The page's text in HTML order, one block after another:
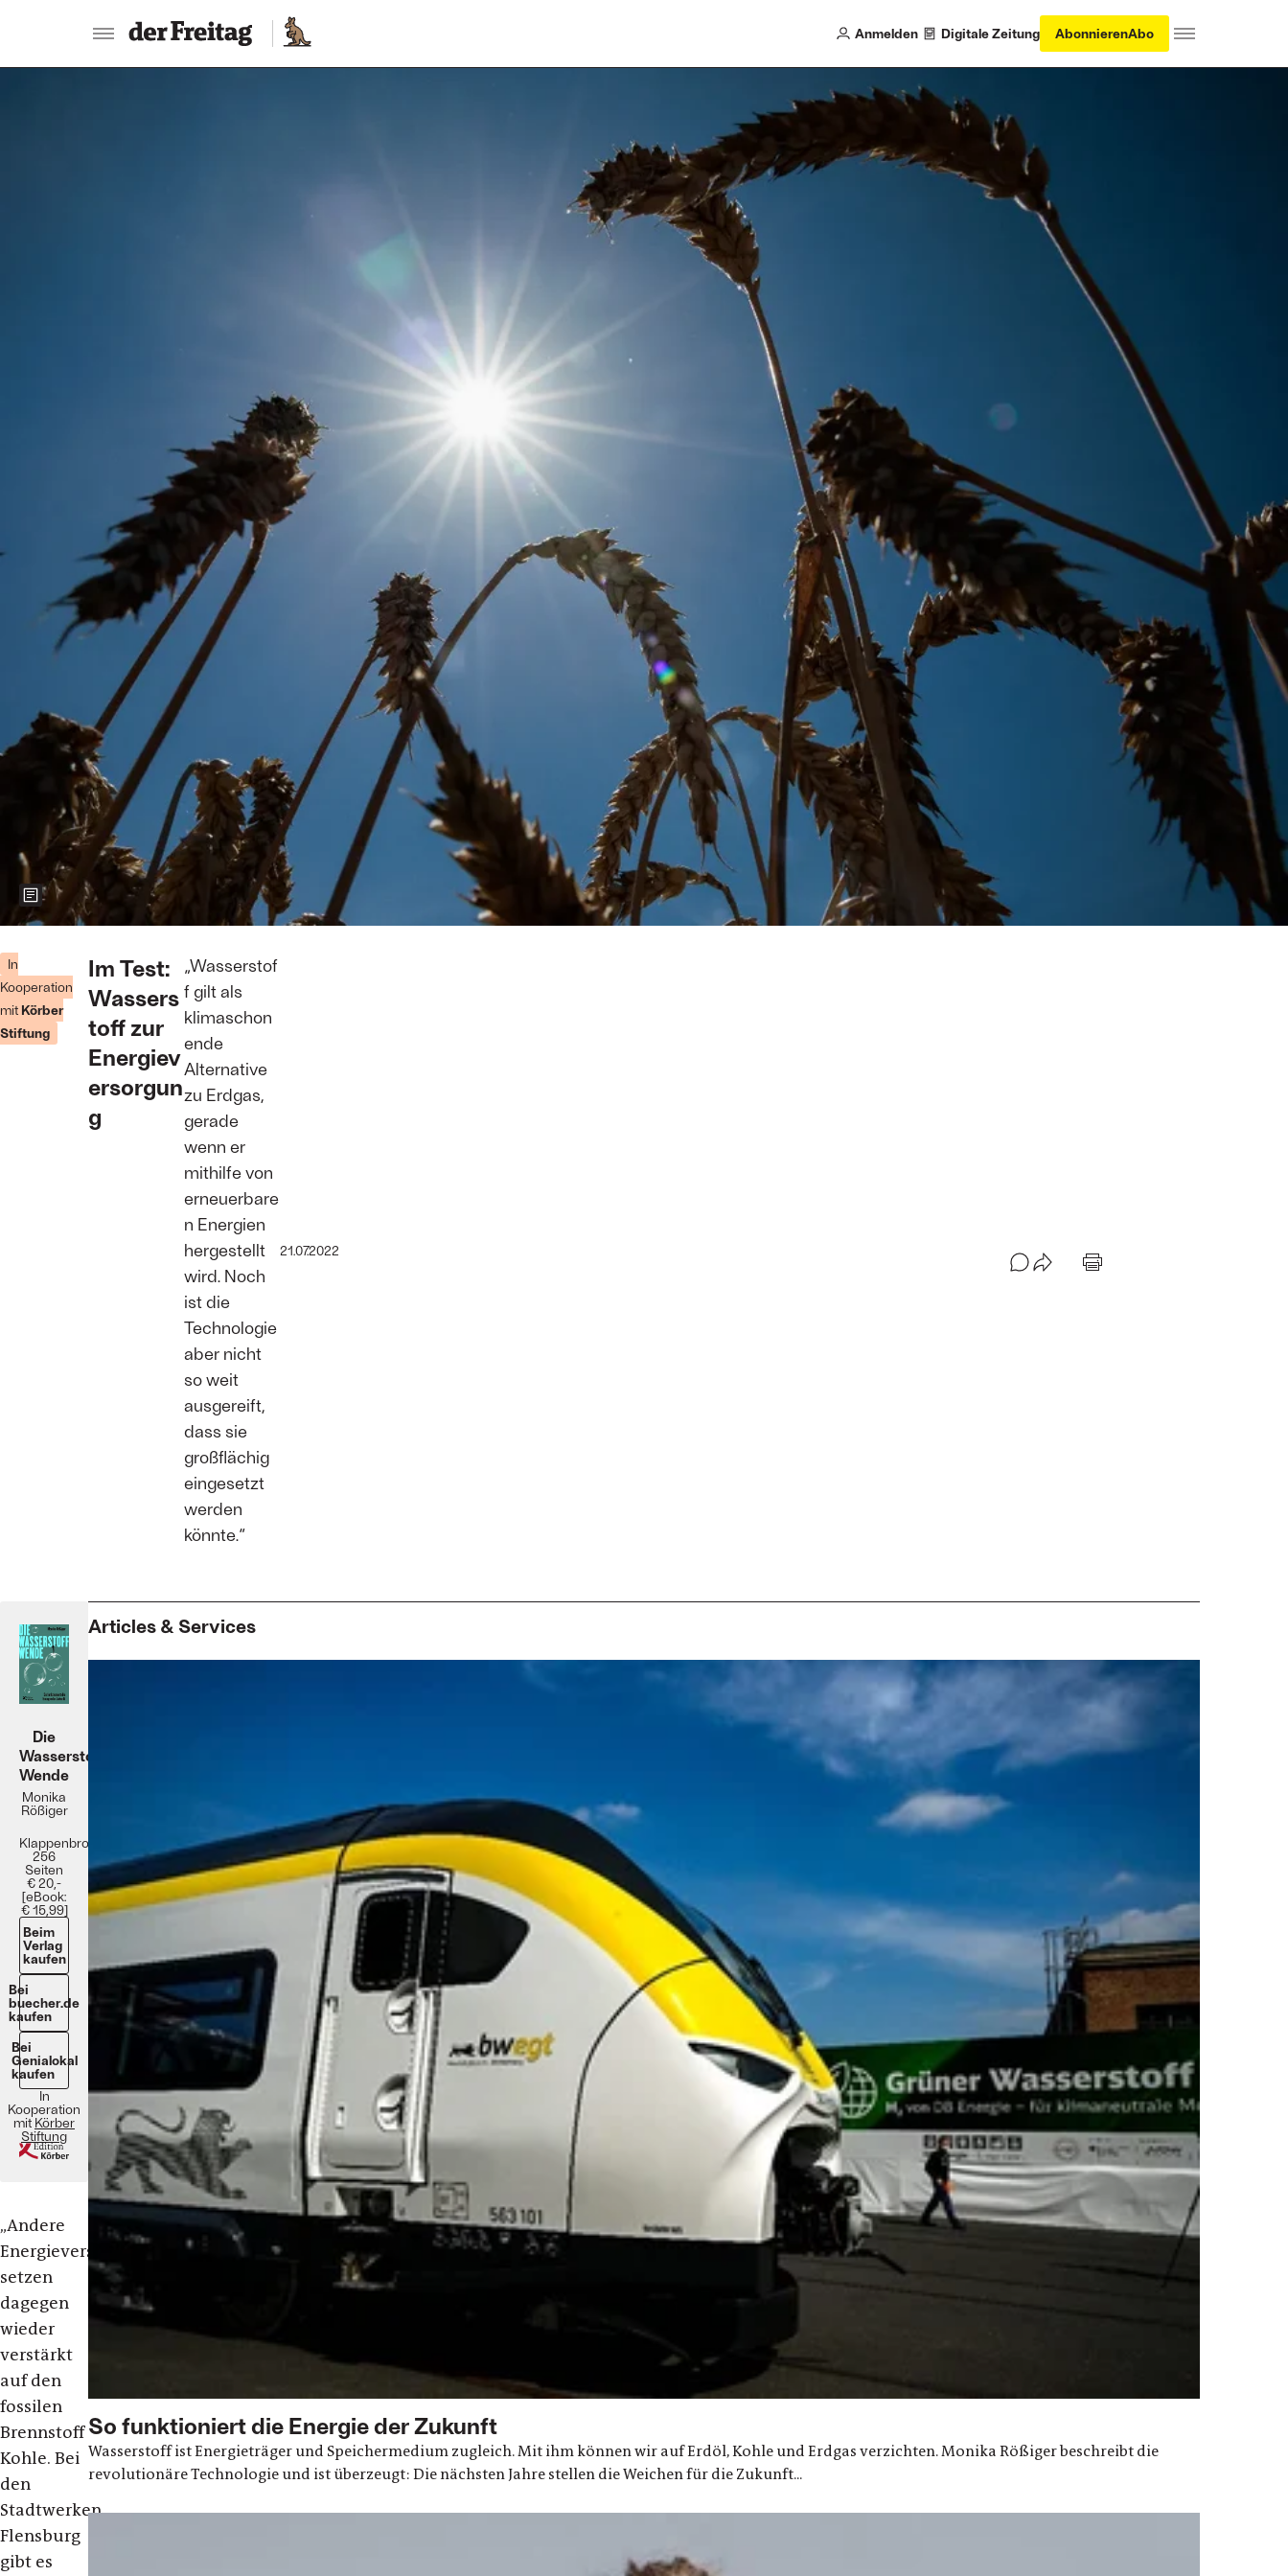
Anmelden Digitale Zeitung AbonnierenAbo
In
Kooperation
mit Körber
Stiftung
Im Test:
Wassers
toff zur
Energiev
ersorgun
g
„Wasserstof
f gilt als
klimaschon
ende
Alternative
zu Erdgas,
gerade
wenn er
mithilfe von
erneuerbare
n Energien
hergestellt
wird. Noch
ist die
Technologie
aber nicht
so weit
ausgereift,
dass sie
großflächig
eingesetzt
werden
könnte.“
21.07.2022
Zeigt weitere Informationen zum Bild
Fluten und
andere
Extremwetterereignisse:
Nicht nur
Luisa
Neubauer
Schlueter/Getty
Die
Wasserstoff-
Wende
Monika
Rößiger
Klappenbroschur
256
Seiten
€ 20,-
[eBook:
€ 15,99]
Beim
Verlag
kaufen
Bei
buecher.de
kaufen
Bei
Genialokal
kaufen
In
Kooperation
mitKörber
Stiftung
„Andere
Energieversorger
setzen
dagegen
wieder
verstärkt
auf den
fossilen
Brennstoff
Kohle. Bei
den
Stadtwerken
Flensburg
gibt es
Articles & Services
So funktioniert die Energie der Zukunft
Wasserstoff ist Energieträger und Speichermedium zugleich. Mit ihm können wir auf Erdöl, Kohle und Erdgas verzichten. Monika Rößiger beschreibt die
revolutionäre Technologie und ist überzeugt: Die nächsten Jahre stellen die Weichen für die Zukunft...